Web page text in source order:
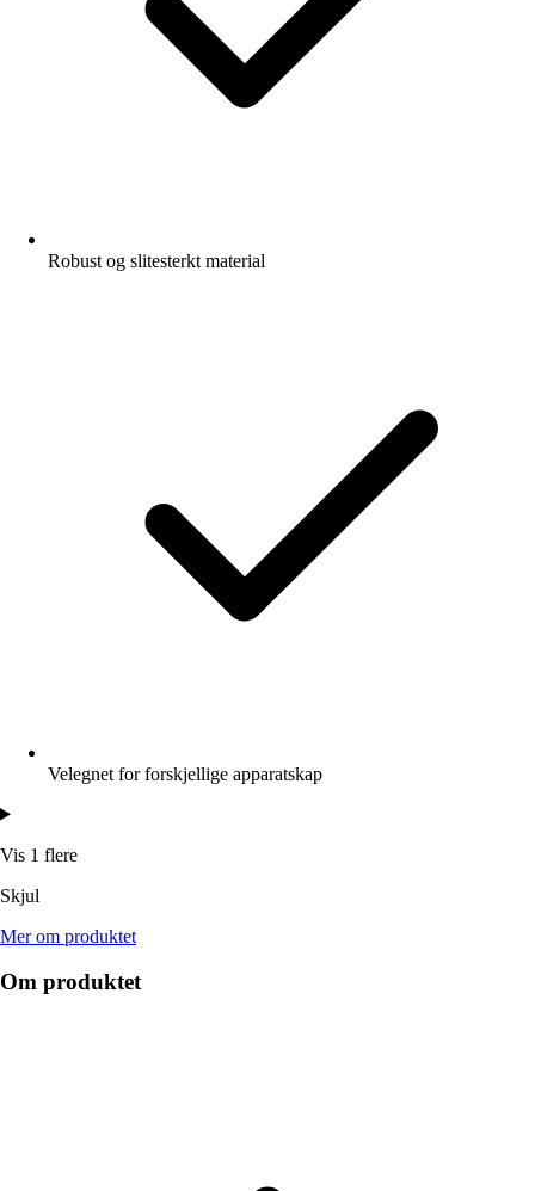
Robust og slitesterkt material
Velegnet for forskjellige apparatskap
Vis 1 flere
Skjul
Mer om produktet
Om produktet